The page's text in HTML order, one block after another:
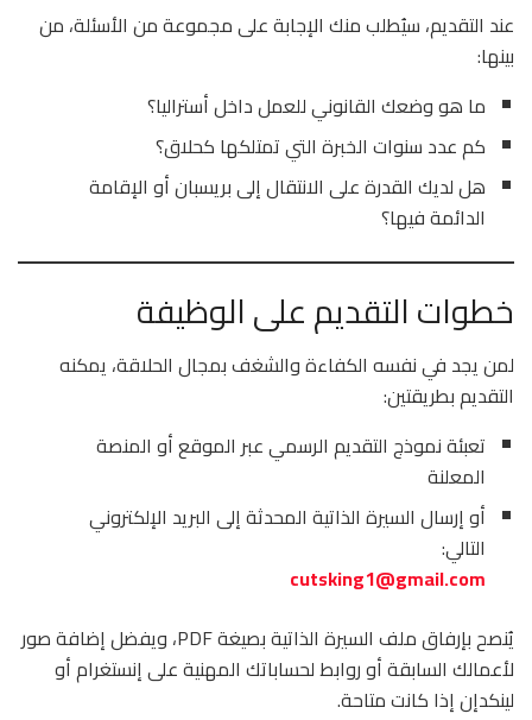
عند التقديم، سيُطلب منك الإجابة على مجموعة من الأسئلة، من
بينها:
ما هو وضعك القانوني للعمل داخل أستراليا؟
كم عدد سنوات الخبرة التي تمتلكها كحلاق؟
هل لديك القدرة على الانتقال إلى بريسبان أو الإقامة
الدائمة فيها؟
خطوات التقديم على الوظيفة
لمن يجد في نفسه الكفاءة والشغف بمجال الحلاقة، يمكنه
التقديم بطريقتين:
تعبئة نموذج التقديم الرسمي عبر الموقع أو المنصة
المعلنة
أو إرسال السيرة الذاتية المحدثة إلى البريد الإلكتروني
التالي:
cutsking1@gmail.com
يُنصح بإرفاق ملف السيرة الذاتية بصيغة PDF، ويفضل إضافة صور
لأعمالك السابقة أو روابط لحساباتك المهنية على إنستغرام أو
لينكدإن إذا كانت متاحة.